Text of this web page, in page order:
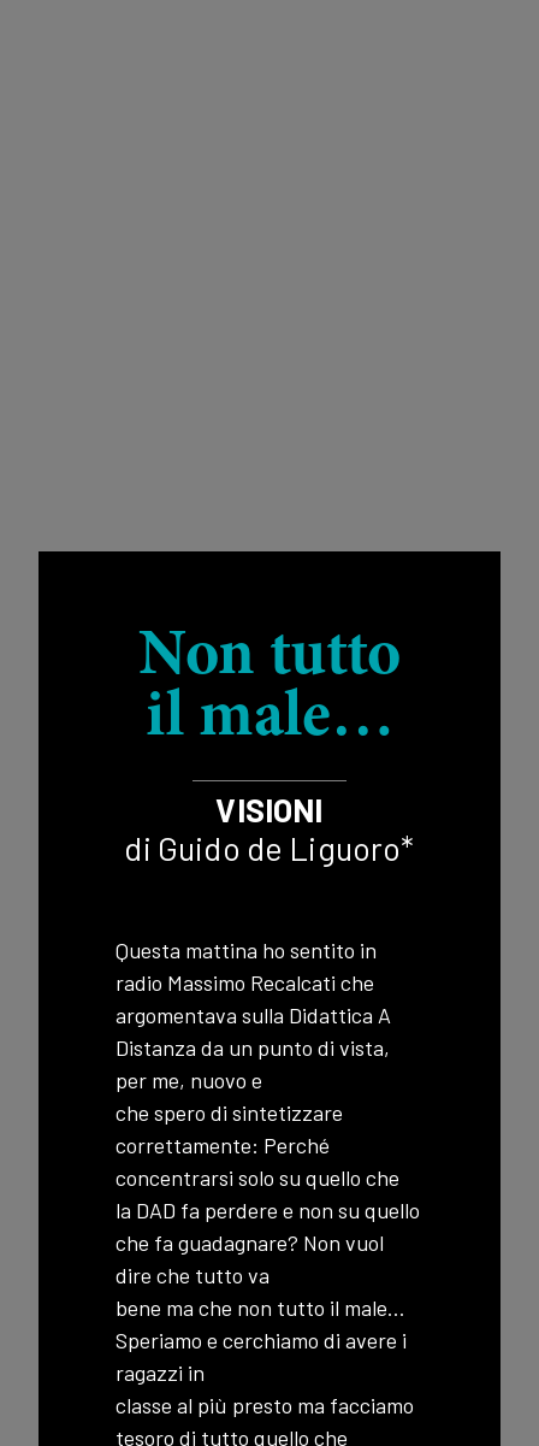
Non tutto
il male…
VISIONI
di Guido de Liguoro*
Questa mattina ho sentito in
radio Massimo Recalcati che
argomentava sulla Didattica A
Distanza da un punto di vista,
per me, nuovo e
che spero di sintetizzare
correttamente: Perché
concentrarsi solo su quello che
la DAD fa perdere e non su quello
che fa guadagnare? Non vuol
dire che tutto va
bene ma che non tutto il male…
Speriamo e cerchiamo di avere i
ragazzi in
classe al più presto ma facciamo
tesoro di tutto quello che